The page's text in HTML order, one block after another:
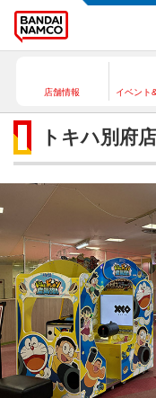
店舗情報 イベント
トキハ別府